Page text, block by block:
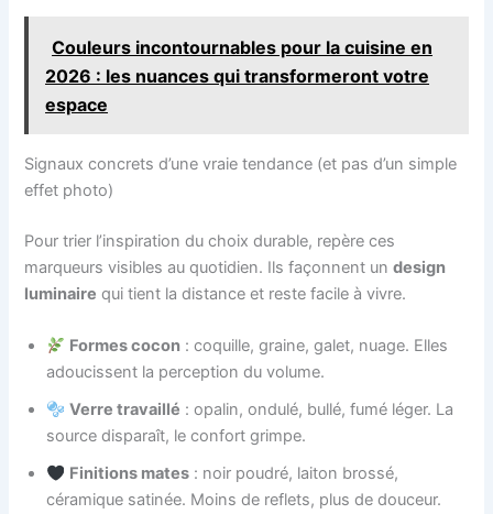
Couleurs incontournables pour la cuisine en
2026 : les nuances qui transformeront votre
espace
Signaux concrets d’une vraie tendance (et pas d’un simple
effet photo)
Pour trier l’inspiration du choix durable, repère ces
marqueurs visibles au quotidien. Ils façonnent undesign
luminaire qui tient la distance et reste facile à vivre.
Formes cocon : coquille, graine, galet, nuage. Elles
adoucissent la perception du volume.
Verre travaillé : opalin, ondulé, bullé, fumé léger. La
source disparaît, le confort grimpe.
Finitions mates : noir poudré, laiton brossé,
céramique satinée. Moins de reflets, plus de douceur.